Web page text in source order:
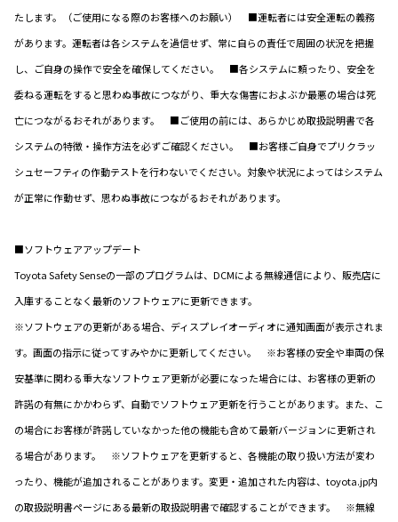
たします。（ご使用になる際のお客様へのお願い） ■運転者には安全運転の義務
があります。運転者は各システムを過信せず、常に自らの責任で周囲の状況を把握
し、ご自身の操作で安全を確保してください。 ■各システムに頼ったり、安全を
委ねる運転をすると思わぬ事故につながり、重大な傷害におよぶか最悪の場合は死
亡につながるおそれがあります。 ■ご使用の前には、あらかじめ取扱説明書で各
システムの特徴・操作方法を必ずご確認ください。 ■お客様ご自身でプリクラッ
シュセーフティの作動テストを行わないでください。対象や状況によってはシステム
が正常に作動せず、思わぬ事故につながるおそれがあります。
■ソフトウェアアップデート
Toyota Safety Senseの一部のプログラムは、DCMによる無線通信により、販売店に
入庫することなく最新のソフトウェアに更新できます。
※ソフトウェアの更新がある場合、ディスプレイオーディオに通知画面が表示されま
す。画面の指示に従ってすみやかに更新してください。 ※お客様の安全や車両の保
安基準に関わる重大なソフトウェア更新が必要になった場合には、お客様の更新の
許諾の有無にかかわらず、自動でソフトウェア更新を行うことがあります。また、こ
の場合にお客様が許諾していなかった他の機能も含めて最新バージョンに更新され
る場合があります。 ※ソフトウェアを更新すると、各機能の取り扱い方法が変わ
ったり、機能が追加されることがあります。変更・追加された内容は、toyota.jp内
の取扱説明書ページにある最新の取扱説明書で確認することができます。 ※無線